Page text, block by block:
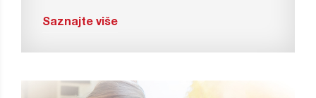
Saznajte više